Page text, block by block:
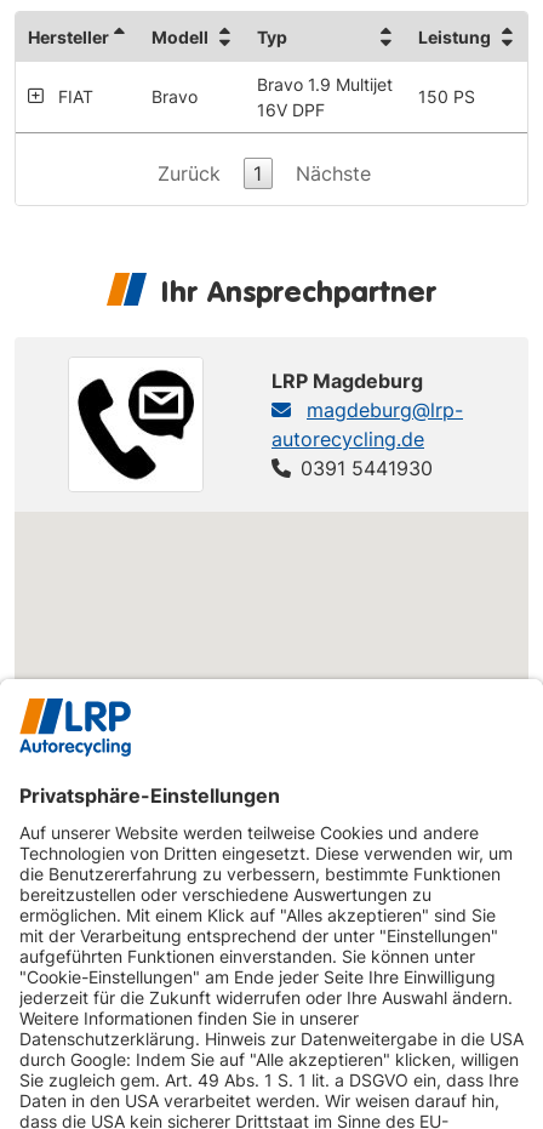
Hersteller Modell Typ Leistung
FIAT Bravo
Bravo 1.9 Multijet
16V DPF
150 PS
Zurück 1 Nächste
Ihr Ansprechpartner
LRP Magdeburg
magdeburg@lrp-
autorecycling.de
0391 5441930
INFORMATIONEN
KUNDENSERVICE